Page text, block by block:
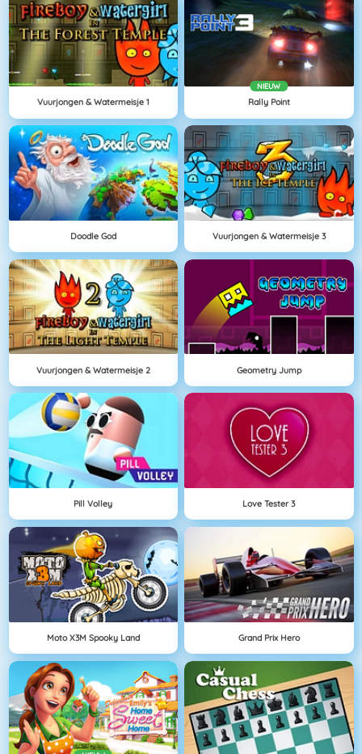
Vuurjongen & Watermeisje 1
NIEUW
Rally Point
Doodle God Vuurjongen & Watermeisje 3
Vuurjongen & Watermeisje 2 Geometry Jump
Pill Volley Love Tester 3
Moto X3M Spooky Land Grand Prix Hero